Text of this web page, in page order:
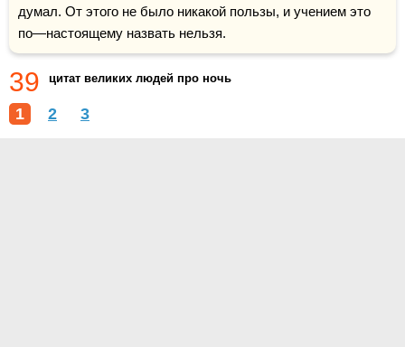
думал. От этого не было никакой пользы, и учением это
по—настоящему назвать нельзя.
39 цитат великих людей про ночь
1 2 3